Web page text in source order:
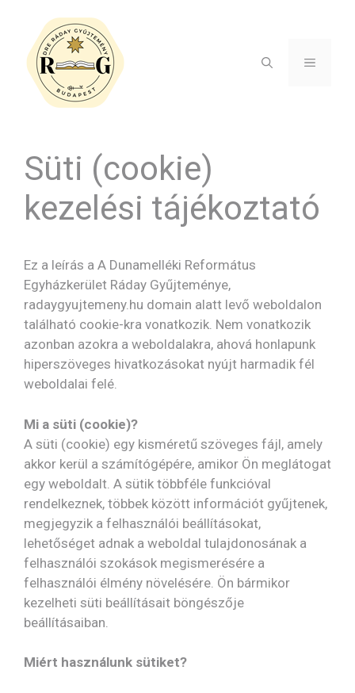
tartalomba
MENÜ
Süti (cookie)
kezelési tájékoztató
Ez a leírás a A Dunamelléki Református
Egyházkerület Ráday Gyűjteménye,
radaygyujtemeny.hu domain alatt levő weboldalon
található cookie-kra vonatkozik. Nem vonatkozik
azonban azokra a weboldalakra, ahová honlapunk
hiperszöveges hivatkozásokat nyújt harmadik fél
weboldalai felé.
Mi a süti (cookie)?
A süti (cookie) egy kisméretű szöveges fájl, amely
akkor kerül a számítógépére, amikor Ön meglátogat
egy weboldalt. A sütik többféle funkcióval
rendelkeznek, többek között információt gyűjtenek,
megjegyzik a felhasználói beállításokat,
lehetőséget adnak a weboldal tulajdonosának a
felhasználói szokások megismerésére a
felhasználói élmény növelésére. Ön bármikor
kezelheti süti beállításait böngészője
beállításaiban.
Miért használunk sütiket?